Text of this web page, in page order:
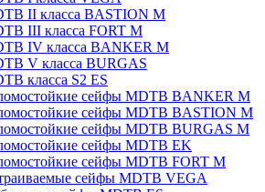
II класса BASTION M
III класса FORT M
IV класса BANKER M
V класса BURGAS
класса S2 ES
сейфы MDTB BANKER M
сейфы MDTB BASTION M
сейфы MDTB BURGAS M
сейфы MDTB EK
сейфы MDTB FORT M
сейфы MDTB VEGA